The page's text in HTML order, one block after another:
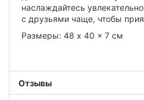
наслаждайтесь
с друзьями чаще, чтобы
Размеры: 48 x 40 x 7 см
Отзывы